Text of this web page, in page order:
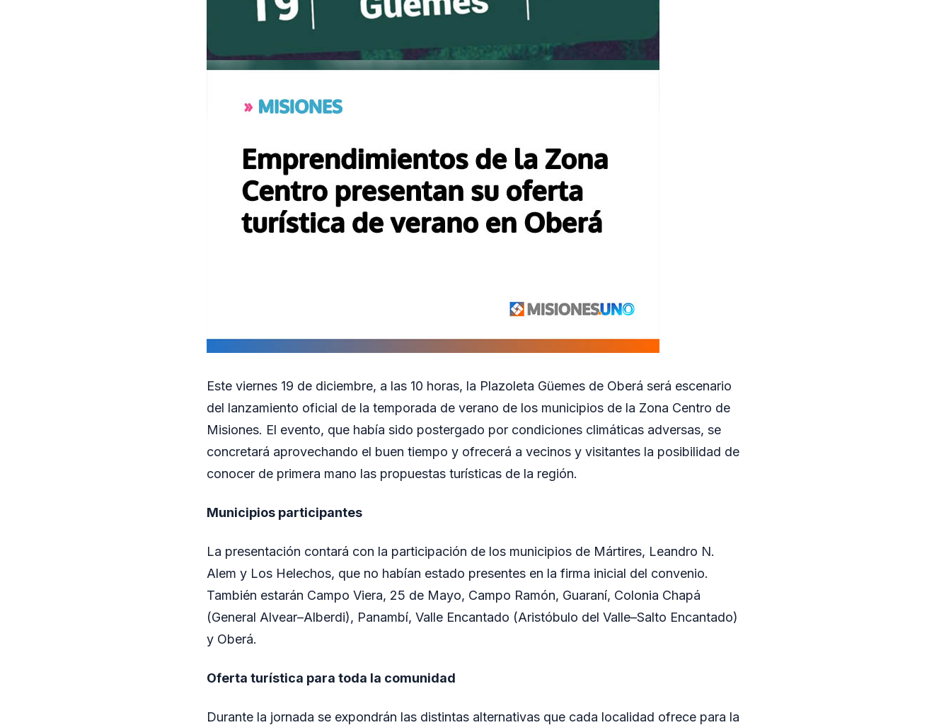
Este viernes 19 de diciembre, a las 10 horas, la Plazoleta Güemes de Oberá será escenario
del lanzamiento oficial de la temporada de verano de los municipios de la Zona Centro de
Misiones. El evento, que había sido postergado por condiciones climáticas adversas, se
concretará aprovechando el buen tiempo y ofrecerá a vecinos y visitantes la posibilidad de
conocer de primera mano las propuestas turísticas de la región.
Municipios participantes
La presentación contará con la participación de los municipios de Mártires, Leandro N.
Alem y Los Helechos, que no habían estado presentes en la firma inicial del convenio.
También estarán Campo Viera, 25 de Mayo, Campo Ramón, Guaraní, Colonia Chapá
(General Alvear–Alberdi), Panambí, Valle Encantado (Aristóbulo del Valle–Salto Encantado)
y Oberá.
Oferta turística para toda la comunidad
Durante la jornada se expondrán las distintas alternativas que cada localidad ofrece para la